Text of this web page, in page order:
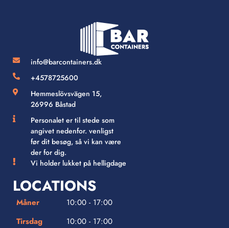
info@barcontainers.dk
+4578725600
Hemmeslövsvägen 15,
26996 Båstad
Personalet er til stede som
angivet nedenfor. venligst
før dit besøg, så vi kan være
der for dig.
Vi holder lukket på helligdage
LOCATIONS
Måner
10:00 - 17:00
Tirsdag
10:00 - 17:00